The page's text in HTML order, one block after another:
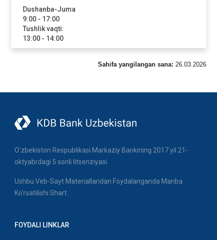
Dushanba-Juma
9:00 - 17:00
Tushlik vaqti:
13:00 - 14:00
Sahifa yangilangan sana: 26.03.2026
O'zbekiston Respublikasi Markaziy Bankining 2017 yil 21-
oktyabrdagi 5 sonli litsenziyasi.
Ushbu Veb-Sayt Materiallaridan Foydalanganda Manba
Ko'rsatilishi Shart.
FOYDALI LINKLAR